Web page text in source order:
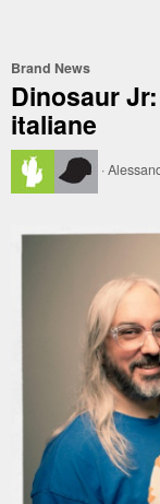
Brand News
Dinosaur
italiane
·